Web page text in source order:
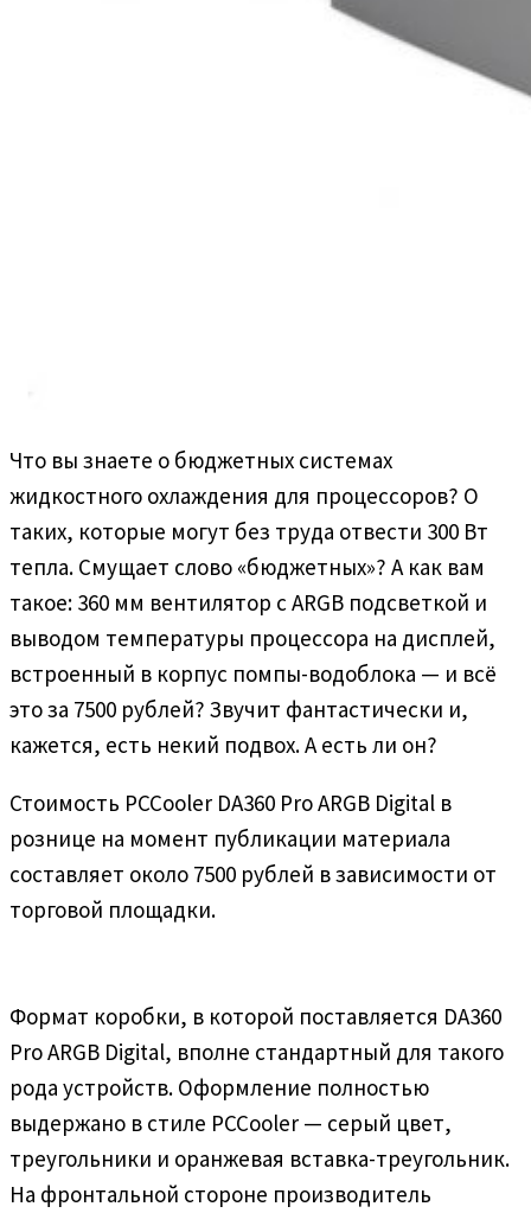
Что вы знаете о бюджетных системах
жидкостного охлаждения для процессоров? О
таких, которые могут без труда отвести 300 Вт
тепла. Смущает слово «бюджетных»? А как вам
такое: 360 мм вентилятор с ARGB подсветкой и
выводом температуры процессора на дисплей,
встроенный в корпус помпы-водоблока — и всё
это за 7500 рублей? Звучит фантастически и,
кажется, есть некий подвох. А есть ли он?
Стоимость PCCooler DA360 Pro ARGB Digital в
рознице на момент публикации материала
составляет около 7500 рублей в зависимости от
торговой площадки.
Формат коробки, в которой поставляется DA360
Pro ARGB Digital, вполне стандартный для такого
рода устройств. Оформление полностью
выдержано в стиле PCCooler — серый цвет,
треугольники и оранжевая вставка-треугольник.
На фронтальной стороне производитель